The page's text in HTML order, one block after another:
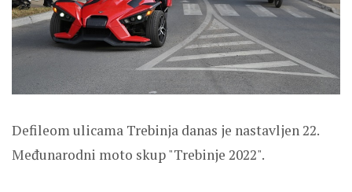
Defileom ulicama Trebinja danas je nastavljen 22.
Međunarodni moto skup "Trebinje 2022".